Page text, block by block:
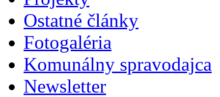
Ostatné články
Fotogaléria
Komunálny spravodajca
Newsletter